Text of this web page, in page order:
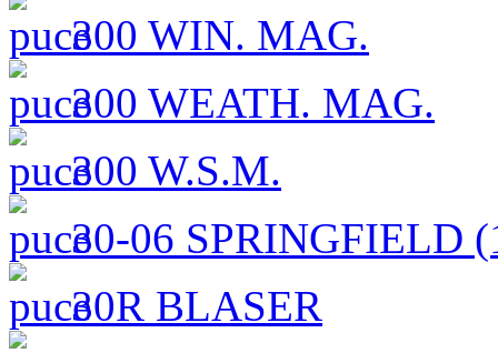
300 WIN. MAG.
300 WEATH. MAG.
300 W.S.M.
30-06 SPRINGFIELD
30R BLASER